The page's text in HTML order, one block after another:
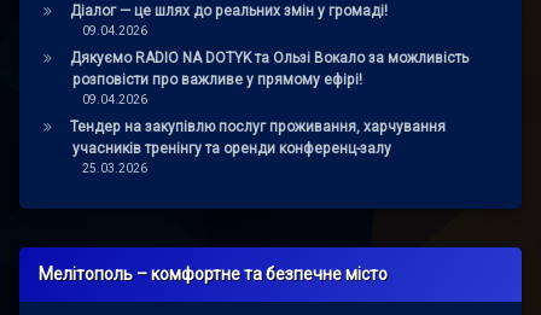
Діалог — це шлях до реальних змін у громаді!
09.04.2026
Дякуємо RADIO NA DOTYK та Ользі Вокало за можливість
розповісти про важливе у прямому ефірі!
09.04.2026
Тендер на закупівлю послуг проживання, харчування
учасників тренінгу та оренди конференц-залу
25.03.2026
Мелітополь – комфортне та безпечне місто